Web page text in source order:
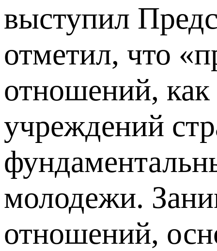
выступил
отметил, что
отношений, как
учреждений
молодежи.
отношений,